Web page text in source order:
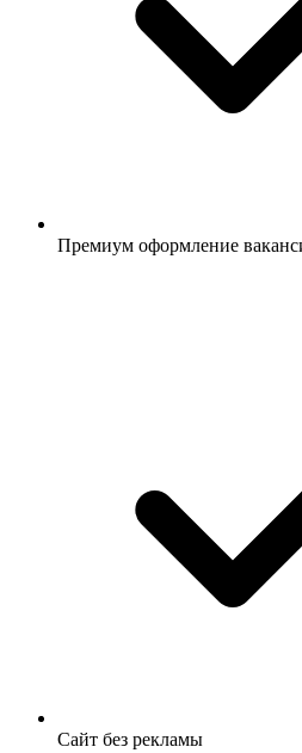
Премиум оформление
Сайт без рекламы